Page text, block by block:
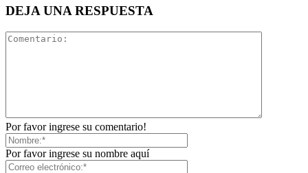
DEJA UNA RESPUESTA
Por favor ingrese su comentario!
Por favor ingrese su nombre aquí